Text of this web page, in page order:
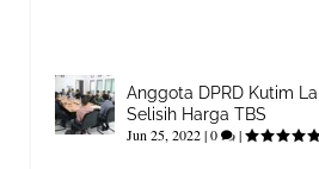
Anggota DPRD Kutim
Selisih Harga TBS
Jun 25, 2022|0 |